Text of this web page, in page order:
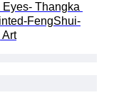
Eyes- Thangka
FengShui-
Art